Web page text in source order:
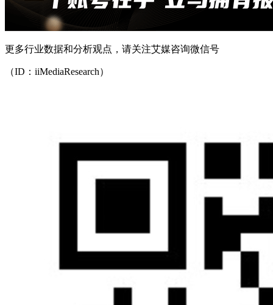
更多行业数据和分析观点，请关注艾媒咨询微信号
（ID：iiMediaResearch）